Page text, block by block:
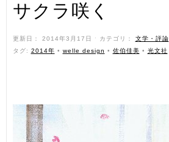
サクラ咲く
更新日： 2014年3月17日 ˑ カテゴリ： 文学・評論
タグ: 2014年 • welle design • 佐伯佳美 • 光文社